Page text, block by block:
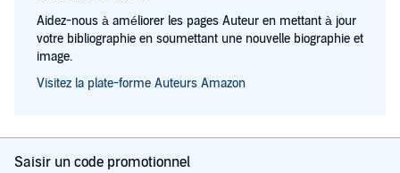
Aidez-nous à améliorer les pages Auteur en mettant à jour
votre bibliographie en soumettant une nouvelle biographie et
image.
Visitez la plate-forme Auteurs Amazon
Saisir un code promotionnel